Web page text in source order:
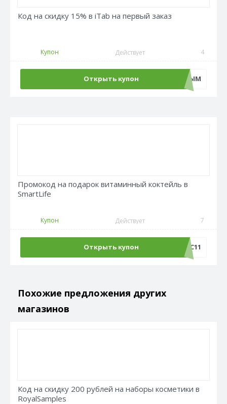
Код на скидку 15% в iTab на первый заказ
Купон Действует 4
Открыть купон БУДЬПЕРВЫМ
Промокод на подарок витаминный коктейль в
SmartLife
Купон Действует 7
Открыть купон AFC11
Похожие предложения других
магазинов
Код на скидку 200 рублей на наборы косметики в
RoyalSamples